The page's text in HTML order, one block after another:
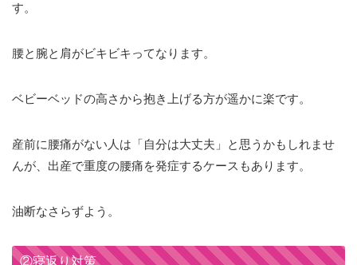
す。
腰と腕と肩がビキビキってなります。
ベビーベッドの高さから抱き上げる方が遥かに楽です。
産前に腰痛がない人は「自分は大丈夫」と思うかもしれませ
んが、出産で重度の腰痛を発症するケースもあります。
油断なさらずよう。
②寝返り対策